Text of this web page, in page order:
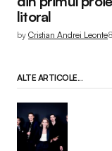
litoral
by Cristian Andrei Leonte
ALTE ARTICOLE...